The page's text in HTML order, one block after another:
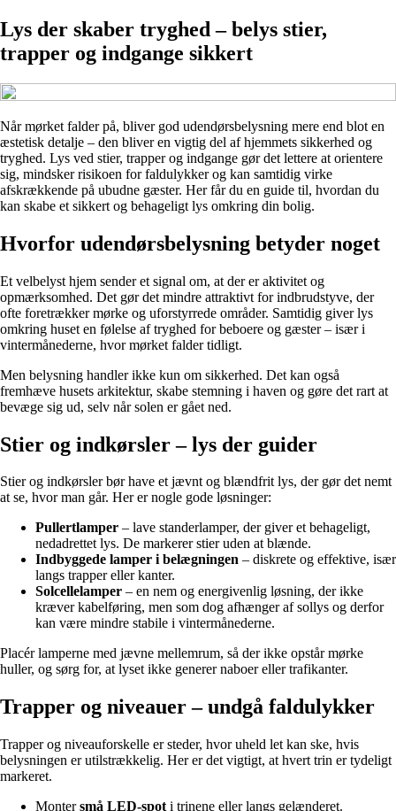
Lys der skaber tryghed – belys stier,
trapper og indgange sikkert
Når mørket falder på, bliver god udendørsbelysning mere end blot en
æstetisk detalje – den bliver en vigtig del af hjemmets sikkerhed og
tryghed. Lys ved stier, trapper og indgange gør det lettere at orientere
sig, mindsker risikoen for faldulykker og kan samtidig virke
afskrækkende på ubudne gæster. Her får du en guide til, hvordan du
kan skabe et sikkert og behageligt lys omkring din bolig.
Hvorfor udendørsbelysning betyder noget
Et velbelyst hjem sender et signal om, at der er aktivitet og
opmærksomhed. Det gør det mindre attraktivt for indbrudstyve, der
ofte foretrækker mørke og uforstyrrede områder. Samtidig giver lys
omkring huset en følelse af tryghed for beboere og gæster – især i
vintermånederne, hvor mørket falder tidligt.
Men belysning handler ikke kun om sikkerhed. Det kan også
fremhæve husets arkitektur, skabe stemning i haven og gøre det rart at
bevæge sig ud, selv når solen er gået ned.
Stier og indkørsler – lys der guider
Stier og indkørsler bør have et jævnt og blændfrit lys, der gør det nemt
at se, hvor man går. Her er nogle gode løsninger:
Pullertlamper – lave standerlamper, der giver et behageligt,
nedadrettet lys. De markerer stier uden at blænde.
Indbyggede lamper i belægningen – diskrete og effektive, især
langs trapper eller kanter.
Solcellelamper – en nem og energivenlig løsning, der ikke
kræver kabelføring, men som dog afhænger af sollys og derfor
kan være mindre stabile i vintermånederne.
Placér lamperne med jævne mellemrum, så der ikke opstår mørke
huller, og sørg for, at lyset ikke generer naboer eller trafikanter.
Trapper og niveauer – undgå faldulykker
Trapper og niveauforskelle er steder, hvor uheld let kan ske, hvis
belysningen er utilstrækkelig. Her er det vigtigt, at hvert trin er tydeligt
markeret.
Montersmå LED-spot i trinene eller langs gelænderet.